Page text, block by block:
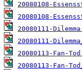
20080108-
20080108-
20080111-
20080111-
20080113-Fan-
20080113-Fan-